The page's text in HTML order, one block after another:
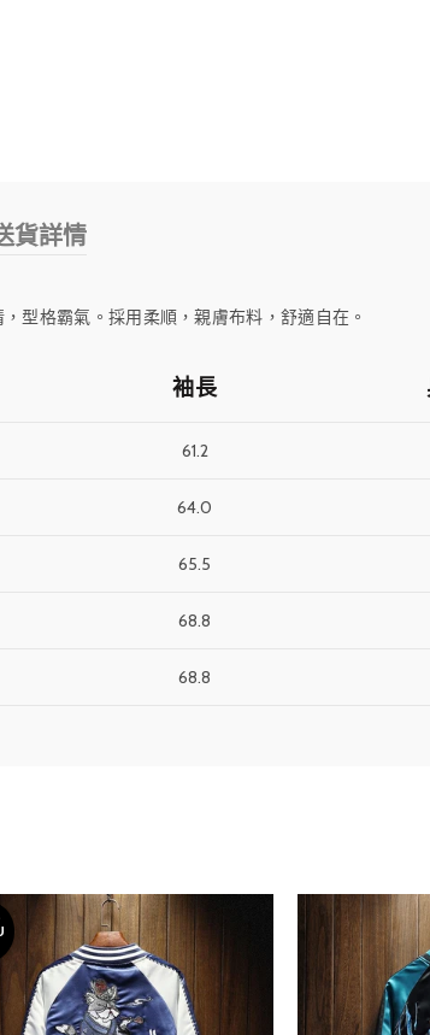
貨詳情
型格霸氣。採用柔順，親膚布料，舒適自在。
袖長
61.2
64.0
65.5
68.8
68.8